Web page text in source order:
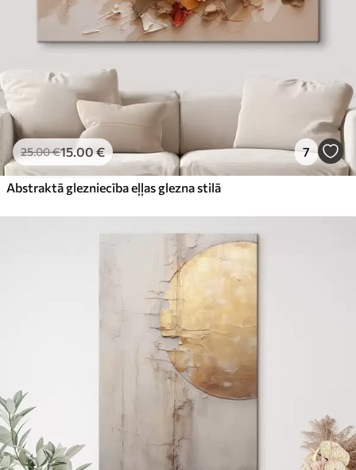
25.00€15.00€ 7
Abstraktā glezniecība eļļas glezna stilā